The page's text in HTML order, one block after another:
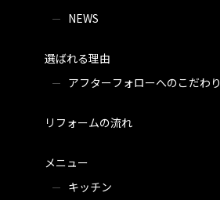
NEWS
選ばれる理由
アフターフォローへのこだわり
リフォームの流れ
メニュー
キッチン